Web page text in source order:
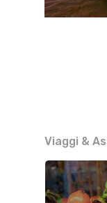
Viaggi &